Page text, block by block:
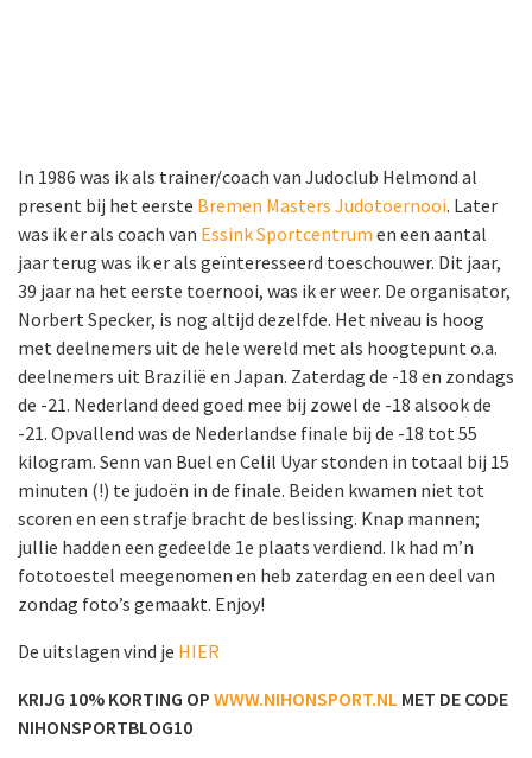
In 1986 was ik als trainer/coach van Judoclub Helmond al
present bij het eerste Bremen Masters Judotoernooi. Later
was ik er als coach van Essink Sportcentrum en een aantal
jaar terug was ik er als geïnteresseerd toeschouwer. Dit jaar,
39 jaar na het eerste toernooi, was ik er weer. De organisator,
Norbert Specker, is nog altijd dezelfde. Het niveau is hoog
met deelnemers uit de hele wereld met als hoogtepunt o.a.
deelnemers uit Brazilië en Japan. Zaterdag de -18 en zondags
de -21. Nederland deed goed mee bij zowel de -18 alsook de
-21. Opvallend was de Nederlandse finale bij de -18 tot 55
kilogram. Senn van Buel en Celil Uyar stonden in totaal bij 15
minuten (!) te judoën in de finale. Beiden kwamen niet tot
scoren en een strafje bracht de beslissing. Knap mannen;
jullie hadden een gedeelde 1e plaats verdiend. Ik had m’n
fototoestel meegenomen en heb zaterdag en een deel van
zondag foto’s gemaakt. Enjoy!
De uitslagen vind je HIER
KRIJG 10% KORTING OP WWW.NIHONSPORT.NL MET DE CODE
NIHONSPORTBLOG10